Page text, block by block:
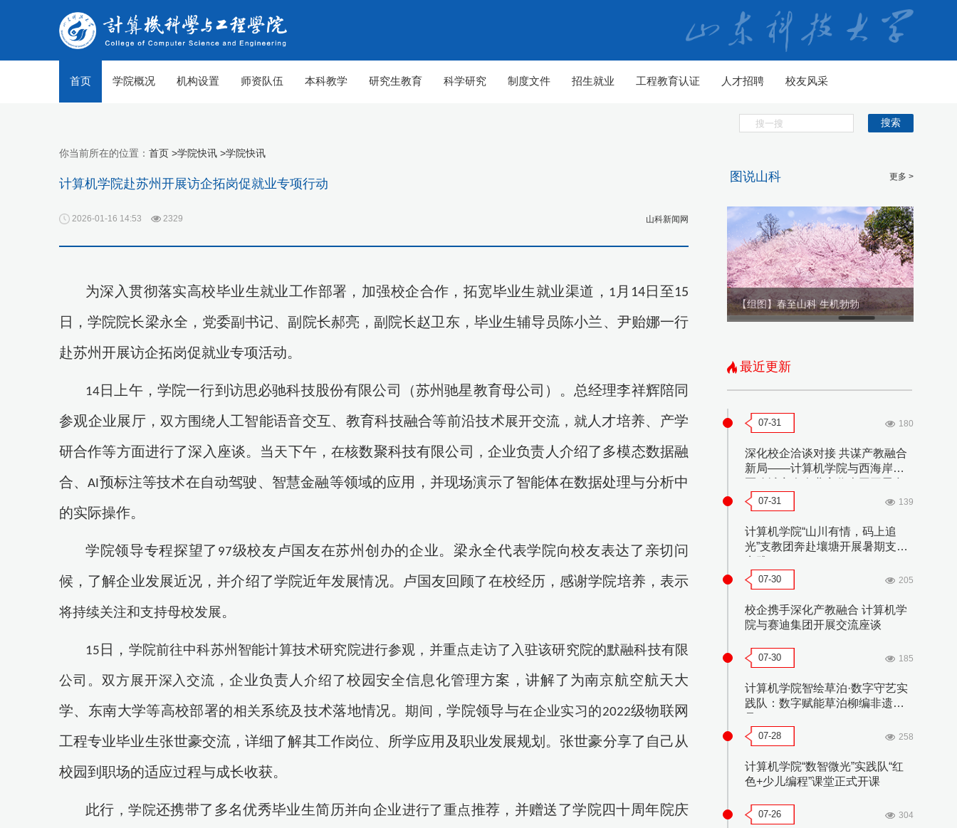
首页 学院概况 机构设置 师资队伍 本科教学 研究生教育 科学研究 制度文件 招生就业 工程教育认证 人才招聘 校友风采
搜索
你当前所在的位置： 首页 >学院快讯 >学院快讯
计算机学院赴苏州开展访企拓岗促就业专项行动
2026-01-16 14:53 2329 山科新闻网
为深入贯彻落实高校毕业生就业工作部署，加强校企合作，拓宽毕业生就业渠道， 1 月 14日至15
日，学院院长梁永全，党委副书记、副院长郝亮，副院长赵卫东，毕业生辅导员陈小兰、尹贻娜一行
赴苏州开展访企拓岗促就业专项活动。
14 日上午，学院一行到访思必驰科技股份有限公司（苏州驰星教育母公司）。总经理李祥辉陪同
参观企业展厅， 双方围绕 人工智能语音交互、教育科技融合等前沿技术展开交流，就人才培养、产学
研合作等方面进行了深入座谈。当天下午，在核数聚科技有限公司 ， 企业负责人介绍了多模态数据融
合、AI预标注等技术在自动驾驶、智慧金融等领域的应用，并现场演示了智能体在数据处理与分析中
的实际操作。
学院领导专程探望了 97级校友卢国友在苏州创办的企业。梁永全代表学院向校友表达了亲切问
候，了解企业发展近况，并介绍了学院近年发展情况。卢国友回顾了在校经历，感谢学院培养，表示
将持续关注和支持母校发展。
15 日， 学院前往中科苏州智能计算技术研究院进行参观，并重点走访了入驻该研究院的默融科技有限
公司。双方展开深入交流，企业负责人 介绍了校园安全信息化管理方案，讲解了为南京航空航天大
学、东南大学等高校部署的相关系统及技术落地情况。期间，学院领导与在企业实习的2022级物联网
工程专业毕业生张世豪交流，详细了解其工作岗位、所学应用及职业发展规划。张世豪分享了自己从
校园到职场的适应过程与成长收获。
此行 ，学院还携带了多名优秀毕业生简历并向企业进行了重点推荐，并赠送了学院四十周年院庆
图说山科 更多 >
【组图】春至山科 生机勃勃
最近更新
07-31 180
深化校企洽谈对接 共谋产教融合
新局——计算机学院与西海岸新
作洽谈会
07-31 139
计算机学院“山川有情，码上追
光”支教团奔赴壤塘开展暑期支教
07-30 205
校企携手深化产教融合 计算机学
院与赛迪集团开展交流座谈
07-30 185
计算机学院智绘草泊·数字守艺实
践队：数字赋能草泊柳编非遗传
07-28 258
计算机学院“数智微光”实践队“红
色+少儿编程”课堂正式开课
07-26 304